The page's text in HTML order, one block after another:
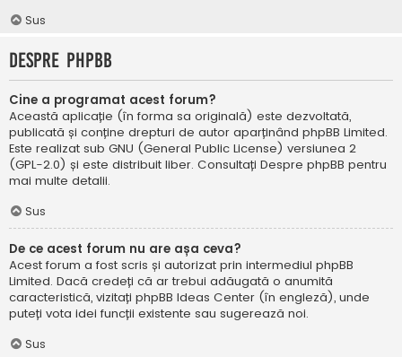
Sus
Despre phpBB
Cine a programat acest forum?
Această aplicație (în forma sa originală) este dezvoltată,
publicată și conține drepturi de autor aparținând phpBB Limited.
Este realizat sub GNU (General Public License) versiunea 2
(GPL-2.0) și este distribuit liber. Consultați Despre phpBB pentru
mai multe detalii.
Sus
De ce acest forum nu are așa ceva?
Acest forum a fost scris și autorizat prin intermediul phpBB
Limited. Dacă credeți că ar trebui adăugată o anumită
caracteristică, vizitați phpBB Ideas Center (în engleză), unde
puteți vota idei funcții existente sau sugerează noi.
Sus